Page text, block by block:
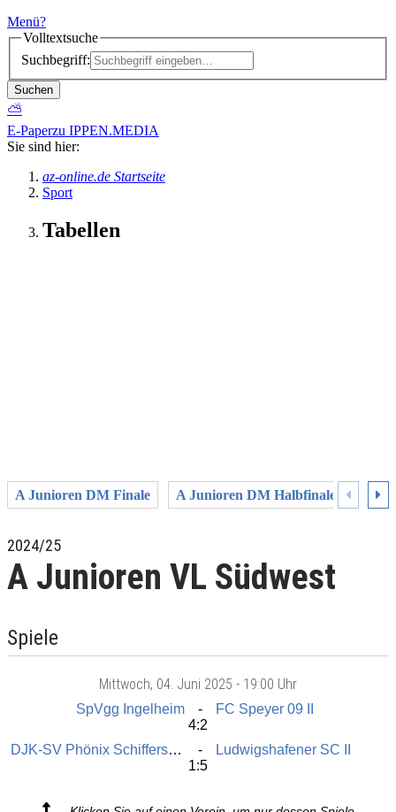
Menü?
Volltextsuche
Suchbegriff:
Suchen
⛅
E-Paperzu IPPEN.MEDIA
Sie sind hier:
az-online.de Startseite
Sport
Tabellen
A Junioren DM Finale A Junioren DM Halbfinale A
2024/25
A Junioren VL Südwest
Spiele
Mittwoch, 04. Juni 2025 - 19:00 Uhr
SpVgg Ingelheim
FC Speyer 09 II
4:2
DJK-SV Phönix Schifferstadt
Ludwigshafener SC II
1:5